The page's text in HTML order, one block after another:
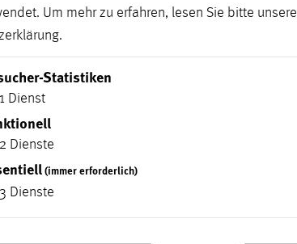
­
Lisa Reinsberg
@krefeld.de
Um mehr zu erfahren, lesen Sie bitte unsere
.
Statistiken
1 Dienst
2 Dienste
(immer erforderlich)
3 Dienste